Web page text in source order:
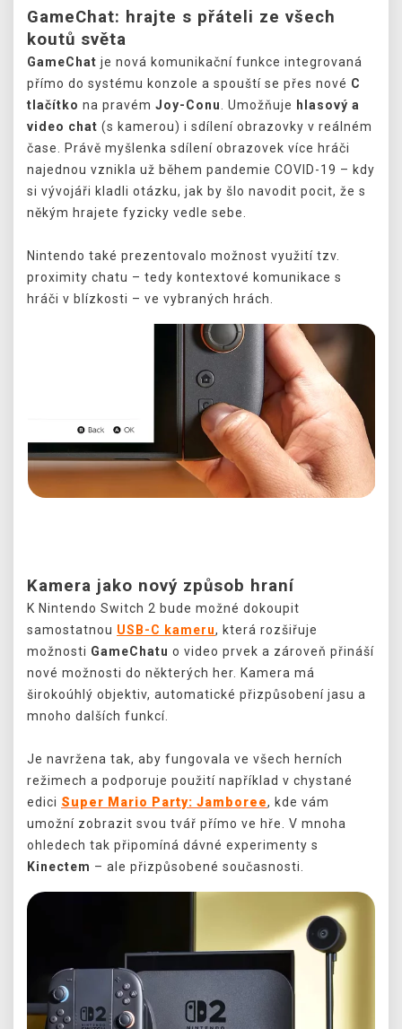
GameChat: hrajte s přáteli ze všech
koutů světa
GameChat je nová komunikační funkce integrovaná
přímo do systému konzole a spouští se přes nové C
tlačítko na pravém Joy-Conu . Umožňuje hlasový a
video chat (s kamerou) i sdílení obrazovky v reálném
čase. Právě myšlenka sdílení obrazovek více hráči
najednou vznikla už během pandemie COVID-19 – kdy
si vývojáři kladli otázku, jak by šlo navodit pocit, že s
někým hrajete fyzicky vedle sebe.
Nintendo také prezentovalo možnost využití tzv.
proximity chatu – tedy kontextové komunikace s
hráči v blízkosti – ve vybraných hrách.
Kamera jako nový způsob hraní
K Nintendo Switch 2 bude možné dokoupit
samostatnou USB-C kameru, která rozšiřuje
možnosti GameChatu o video prvek a zároveň přináší
nové možnosti do některých her. Kamera má
širokoúhlý objektiv, automatické přizpůsobení jasu a
mnoho dalších funkcí.
Je navržena tak, aby fungovala ve všech herních
režimech a podporuje použití například v chystané
edici Super Mario Party: Jamboree, kde vám
umožní zobrazit svou tvář přímo ve hře. V mnoha
ohledech tak připomíná dávné experimenty s
Kinectem – ale přizpůsobené současnosti.